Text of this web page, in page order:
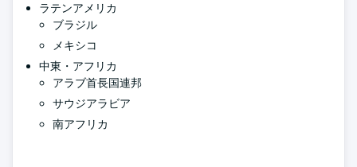
ラテンアメリカ
ブラジル
メキシコ
中東・アフリカ
アラブ首長国連邦
サウジアラビア
南アフリカ